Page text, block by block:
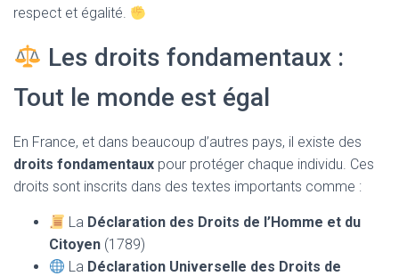
respect et égalité.
Les droits fondamentaux :
Tout le monde est égal
En France, et dans beaucoup d’autres pays, il existe des
droits fondamentaux pour protéger chaque individu. Ces
droits sont inscrits dans des textes importants comme :
La Déclaration des Droits de l’Homme et du
Citoyen (1789)
La Déclaration Universelle des Droits de